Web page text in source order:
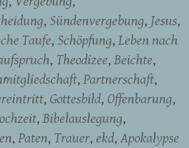
Sündenvergebung Jesus
Taufe Schöpfung Leben nach
Theodizee Beichte
Partnerschaft
Gottesbild Offenbarung
Bibelauslegung
Paten Trauer ekd Apokalypse